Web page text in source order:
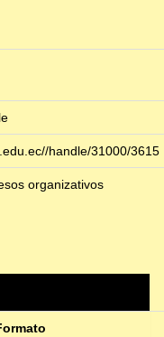
handle/31000/3615
organizativos